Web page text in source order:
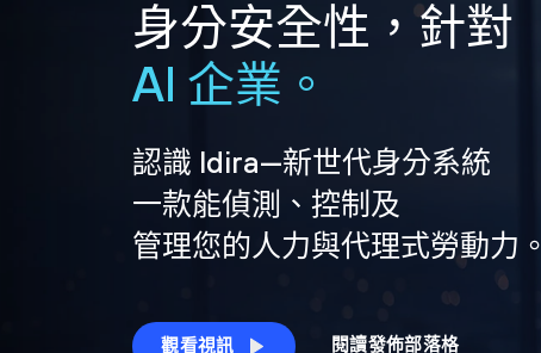
身分安全性，針對
AI 企業。
認識 Idira—新世代身分系統
一款能偵測、控制及
管理您的人力與代理式勞動力。
觀看視訊 閱讀發佈部落格